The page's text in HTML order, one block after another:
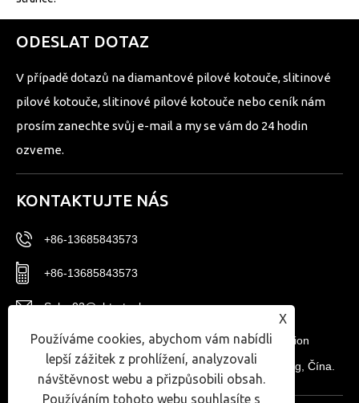
ODESLAT DOTAZ
V případě dotazů na diamantové pilové kotouče, slitinové
pilové kotouče, slitinové pilové kotouče nebo ceník nám
prosím zanechte svůj e-mail a my se vám do 24 hodin
ozveme.
KONTAKTUJTE NÁS
+86-13685843573
+86-13685843573
Sales02@nbtg-tools.com
č. 20, East District, Ningbo New Materials Innovation
Center, Ningbo High-tech Zone, provincie Zhejiang, Čína.
X
Používáme cookies, abychom vám nabídli
lepší zážitek z prohlížení, analyzovali
návštěvnost webu a přizpůsobili obsah.
Používáním tohoto webu souhlasíte s